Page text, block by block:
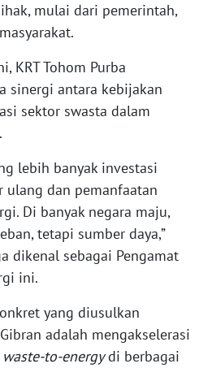
mulai dari pemerintah,
KRT Tohom Purba
sinergi antara kebijakan
sektor swasta dalam
lebih banyak investasi
dan pemanfaatan
Di banyak negara maju,
tetapi sumber daya,”
dikenal sebagai Pengamat
ini.
yang diusulkan
adalah mengakselerasi
waste-to-energydi berbagai